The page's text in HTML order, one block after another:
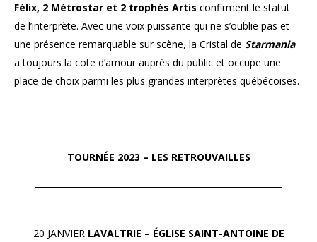
Félix, 2 Métrostar et 2 trophés Artis confirment le statut
de l’interprète. Avec une voix puissante qui ne s’oublie pas et
une présence remarquable sur scène, la Cristal de Starmania
a toujours la cote d’amour auprès du public et occupe une
place de choix parmi les plus grandes interprètes québécoises.
TOURNÉE 2023 – LES RETROUVAILLES
20 JANVIER LAVALTRIE – ÉGLISE SAINT-ANTOINE DE